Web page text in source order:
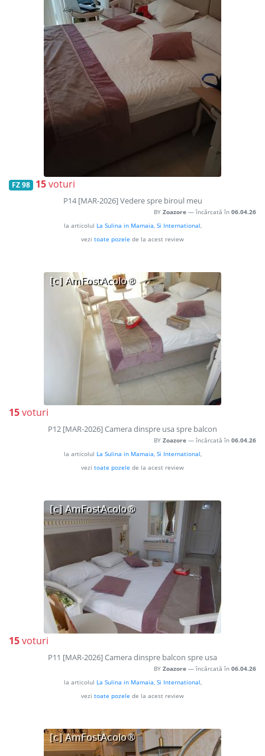
FZ 98 15voturi
P14 [MAR-2026] Vedere spre biroul meu
BY Zoazore — încărcată în 06.04.26
la articolul La Sulina in Mamaia, Si International,
vezi toate pozele de la acest review
15voturi
P12 [MAR-2026] Camera dinspre usa spre balcon
BY Zoazore — încărcată în 06.04.26
la articolul La Sulina in Mamaia, Si International,
vezi toate pozele de la acest review
15voturi
P11 [MAR-2026] Camera dinspre balcon spre usa
BY Zoazore — încărcată în 06.04.26
la articolul La Sulina in Mamaia, Si International,
vezi toate pozele de la acest review